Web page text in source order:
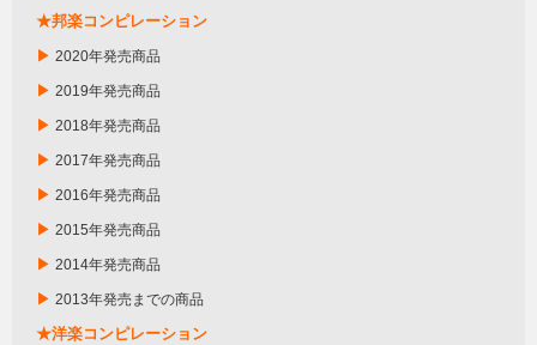
★邦楽コンピレーション
▶ 2020年発売商品
▶ 2019年発売商品
▶ 2018年発売商品
▶ 2017年発売商品
▶ 2016年発売商品
▶ 2015年発売商品
▶ 2014年発売商品
▶ 2013年発売までの商品
★洋楽コンピレーション